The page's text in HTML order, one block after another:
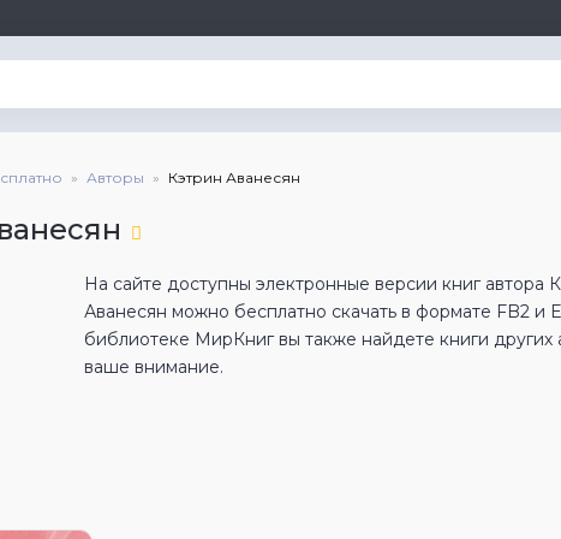
Авторы Кэтрин Аванесян
На сайте доступны электронные версии книг автора
Аванесян можно бесплатно скачать в формате FB2 и
библиотеке МирКниг вы также найдете книги других
ваше внимание.